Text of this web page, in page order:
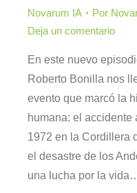
Novarum IA Por
Deja un comentario
En este nuevo
Roberto Bonilla nos
evento que marcó la
humana: el accidente
1972 en la Cordillera
el desastre de los
una lucha por la